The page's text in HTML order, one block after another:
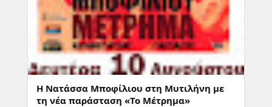
Η Νατάσσα Μποφίλιου στη Μυτιλήνη με
τη νέα παράσταση «Το Μέτρημα»